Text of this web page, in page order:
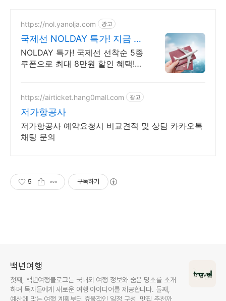
https://nol.yanolja.com 광고
국제선 NOLDAY 특가! 지금 인
기 해외노선 특가
NOLDAY 특가! 국제선 선착순 5종
쿠폰으로 최대 8만원 할인 혜택!
https://airticket.hang0mall.com 광고
저가항공사
저가항공사 예약요청시 비교견적 및 상담 카카오톡
채팅 문의
5 구독하기
백년여행
첫째, 백년여행블로그는 국내외 여행 정보와 숨은 명소를 소개
하며 독자들에게 새로운 여행 아이디어를 제공합니다. 둘째,
예산에 맞는 여행 계획부터 효율적인 일정 구성, 맛집 추천까